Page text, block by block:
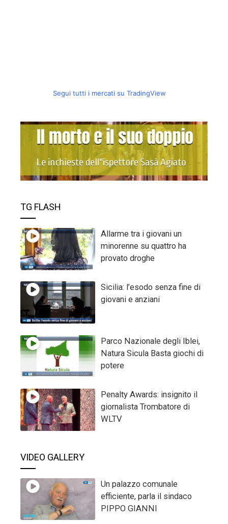
Segui tutti i mercati su TradingView
TG FLASH
Allarme tra i giovani un
minorenne su quattro ha
provato droghe
Sicilia: l’esodo senza fine di
giovani e anziani
Parco Nazionale degli Iblei,
Natura Sicula Basta giochi di
potere
Penalty Awards: insignito il
giornalista Trombatore di
WLTV
VIDEO GALLERY
Un palazzo comunale
efficiente, parla il sindaco
PIPPO GIANNI